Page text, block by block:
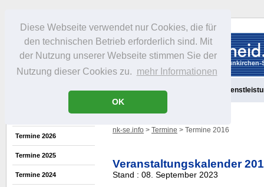
Diese Webseite verwendet nur Cookies, die für
den technischen Betrieb erforderlich sind. Mit
der Nutzung unserer Webseite stimmen Sie der
Nutzung dieser Cookies zu. mehr Informationen
OK
Portrait Freizeit Gastronomie
Termine 2026
Termine 2025
Termine 2024
nk-se.info > Termine > Termine 2016
Veranstaltungskalender
Stand : 08. September 2023